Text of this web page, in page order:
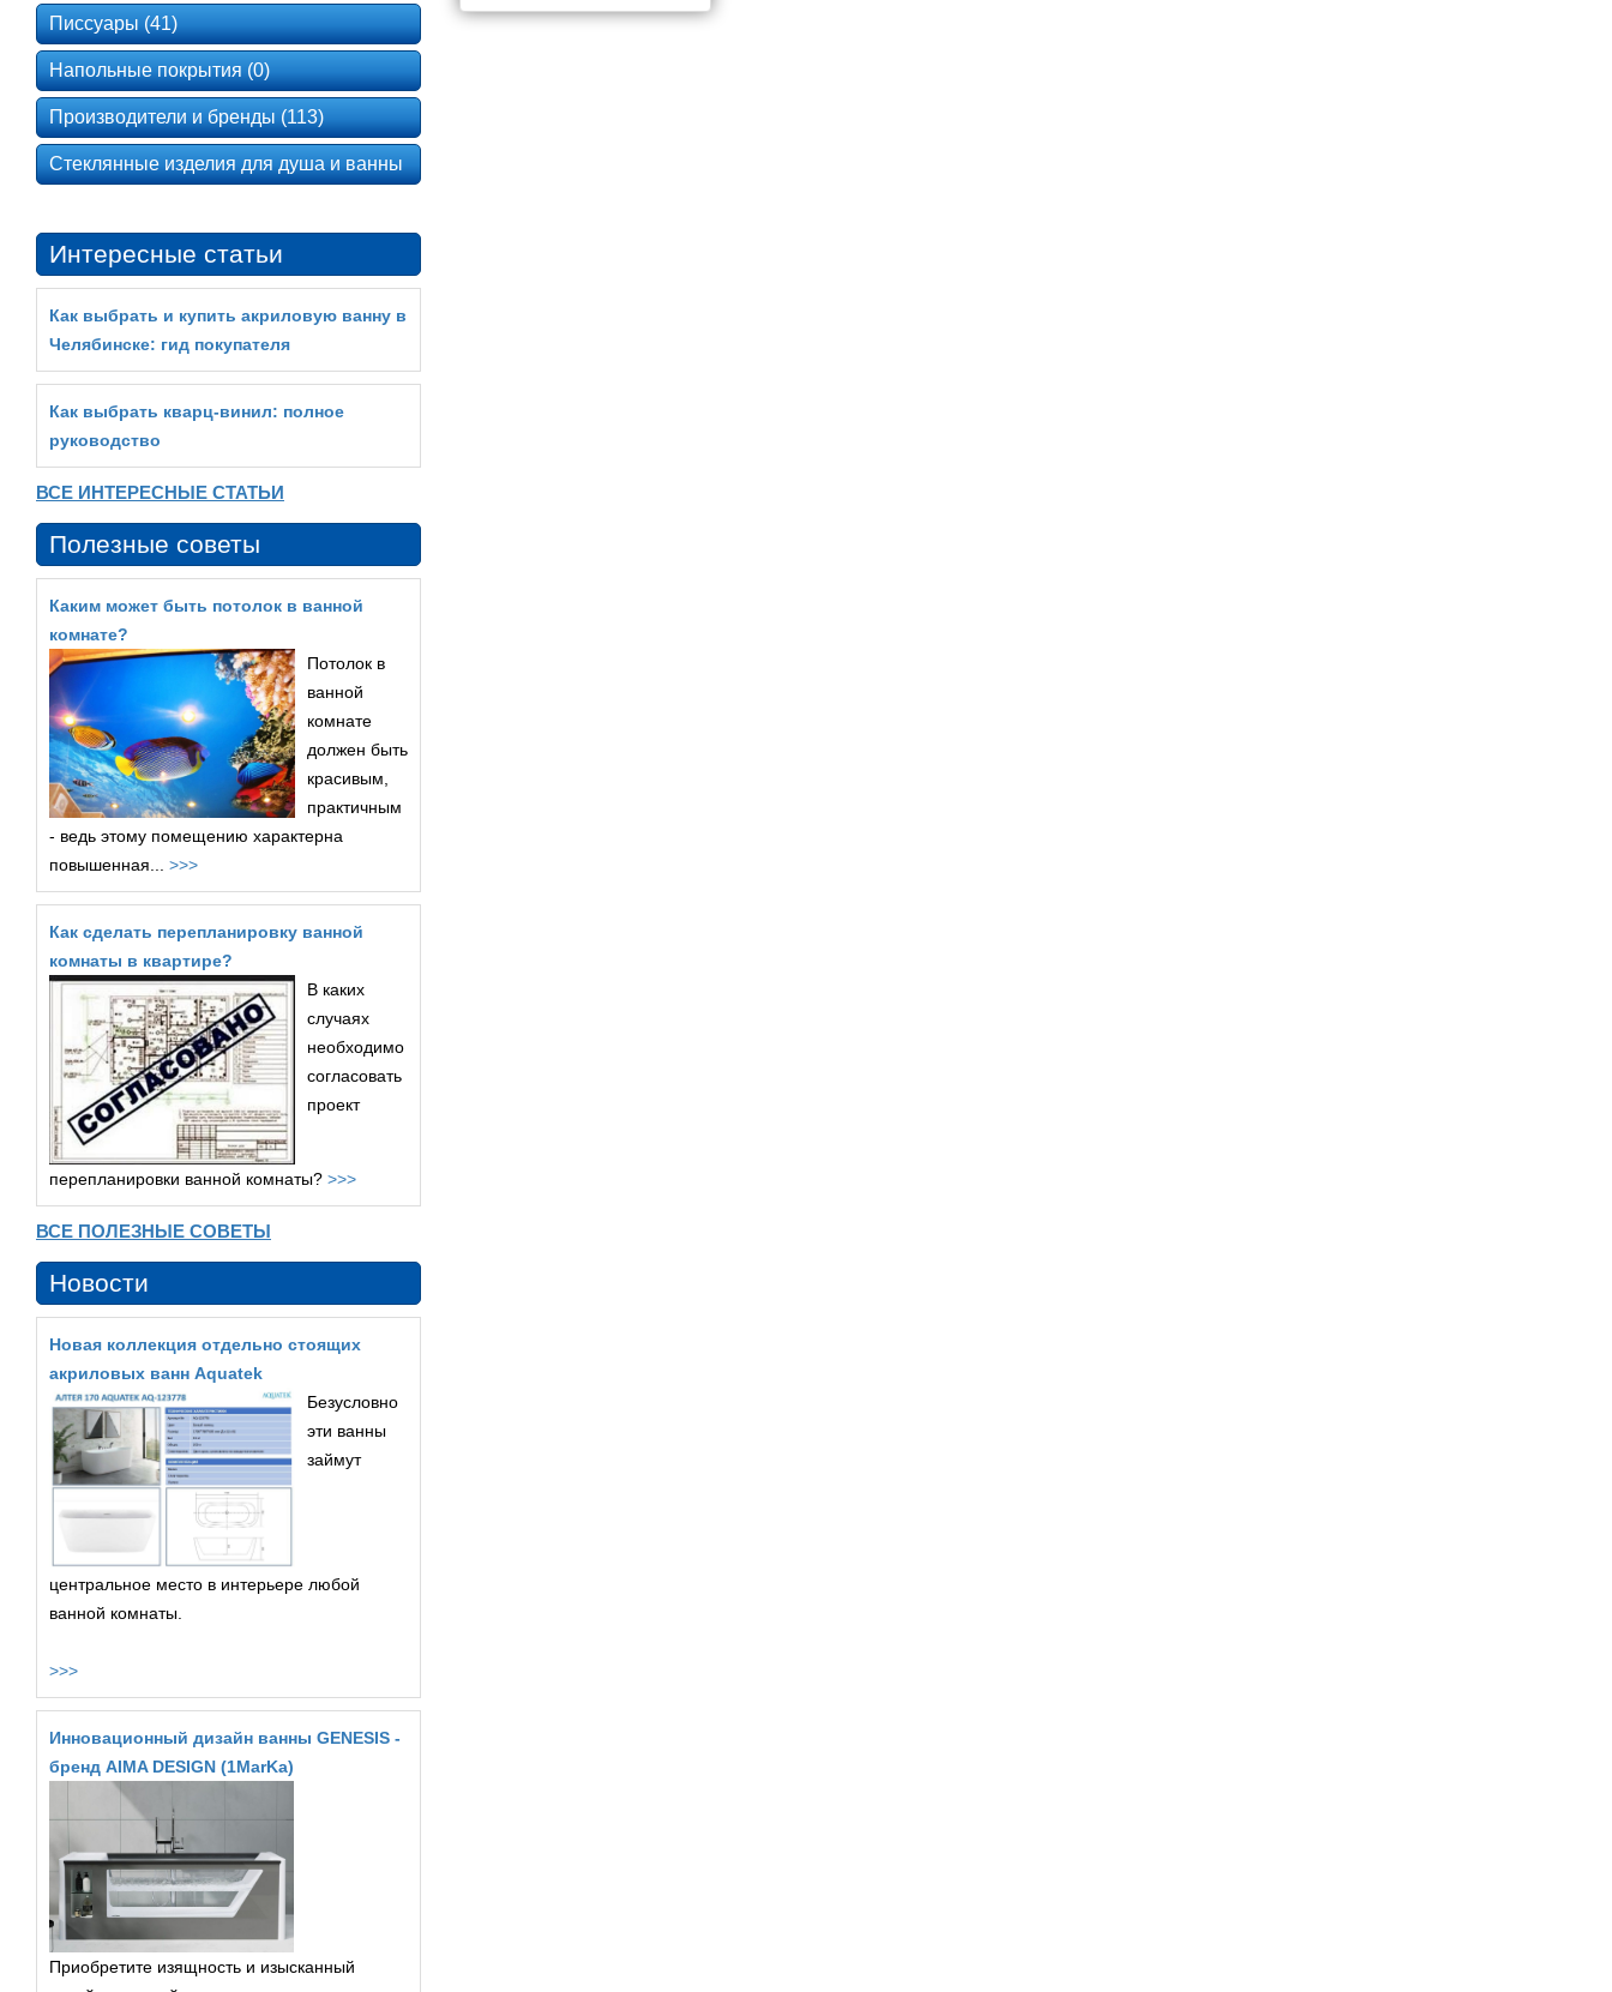
Писсуары (41)
Напольные покрытия (0)
Производители и бренды (113)
Стеклянные изделия для душа и ванны
Интересные статьи
Как выбрать и купить акриловую ванну в
Челябинске: гид покупателя
Как выбрать кварц‑винил: полное
руководство
ВСЕ ИНТЕРЕСНЫЕ СТАТЬИ
Полезные советы
Каким может быть потолок в ванной
комнате?
Потолок в
ванной
комнате
должен быть
красивым,
практичным
- ведь этому помещению характерна
повышенная... >>>
Как сделать перепланировку ванной
комнаты в квартире?
В каких
случаях
необходимо
согласовать
проект
перепланировки ванной комнаты? >>>
ВСЕ ПОЛЕЗНЫЕ СОВЕТЫ
Новости
Новая коллекция отдельно стоящих
акриловых ванн Aquatek
Безусловно
эти ванны
займут
центральное место в интерьере любой
ванной комнаты.
>>>
Инновационный дизайн ванны GENESIS -
бренд AIMA DESIGN (1MarKa)
Приобретите изящность и изысканный